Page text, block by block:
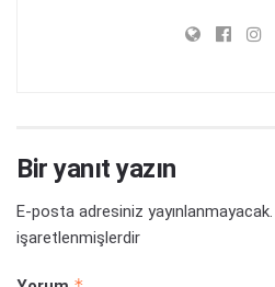
Bir yanıt yazın
E-posta adresiniz yayınlanmayacak.
işaretlenmişlerdir